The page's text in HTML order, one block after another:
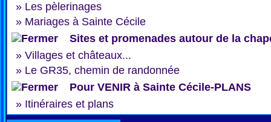
» Les pèlerinages
» Mariages à Sainte Cécile
Sites et promenades autour de la
» Villages et châteaux...
» Le GR35, chemin de randonnée
Pour VENIR à Sainte Cécile-PLANS
» Itinéraires et plans